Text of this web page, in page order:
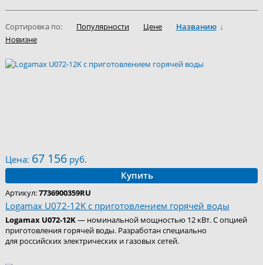
Сортировка по: Популярности Цене
Названию
Новизне
Цена: 67 156руб.
Купить
Артикул:7736900359RU
Logamax U072-12K с приготовлением горячей воды
Logamax U072-12K— номинальной мощностью 12 кВт. С опцией
приготовления горячей воды. Разработан специально
для российских электрических и газовых сетей.